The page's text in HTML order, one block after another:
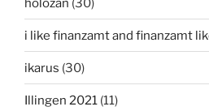
holozän (30)
i like finanzamt and finanzamt
ikarus (30)
Illingen 2021 (11)